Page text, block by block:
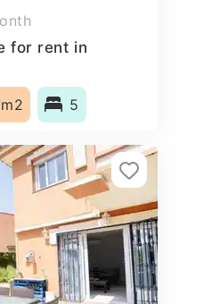
for rent in
5